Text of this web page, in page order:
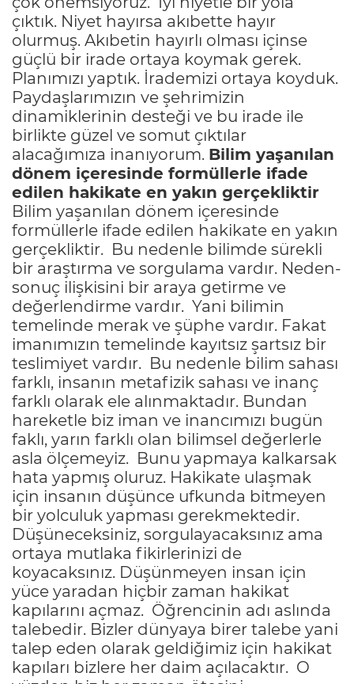
çıktık. Niyet hayırsa akıbette hayır
olurmuş. Akıbetin hayırlı olması içinse
güçlü bir irade ortaya koymak gerek.
Planımızı yaptık. İrademizi ortaya koyduk.
Paydaşlarımızın ve şehrimizin
dinamiklerinin desteği ve bu irade ile
birlikte güzel ve somut çıktılar
alacağımıza inanıyorum. Bilim yaşanılan
dönem içeresinde formüllerle ifade
edilen hakikate en yakın gerçekliktir
Bilim yaşanılan dönem içeresinde
formüllerle ifade edilen hakikate en yakın
gerçekliktir. Bu nedenle bilimde sürekli
bir araştırma ve sorgulama vardır. Neden-
sonuç ilişkisini bir araya getirme ve
değerlendirme vardır. Yani bilimin
temelinde merak ve şüphe vardır. Fakat
imanımızın temelinde kayıtsız şartsız bir
teslimiyet vardır. Bu nedenle bilim sahası
farklı, insanın metafizik sahası ve inanç
farklı olarak ele alınmaktadır. Bundan
hareketle biz iman ve inancımızı bugün
faklı, yarın farklı olan bilimsel değerlerle
asla ölçemeyiz. Bunu yapmaya kalkarsak
hata yapmış oluruz. Hakikate ulaşmak
için insanın düşünce ufkunda bitmeyen
bir yolculuk yapması gerekmektedir.
Düşüneceksiniz, sorgulayacaksınız ama
ortaya mutlaka fikirlerinizi de
koyacaksınız. Düşünmeyen insan için
yüce yaradan hiçbir zaman hakikat
kapılarını açmaz. Öğrencinin adı aslında
talebedir. Bizler dünyaya birer talebe yani
talep eden olarak geldiğimiz için hakikat
kapıları bizlere her daim açılacaktır. O